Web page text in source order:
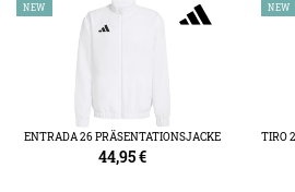
NEW
ENTRADA 26 PRÄSENTATIONSJACKE
44,95€
NEW